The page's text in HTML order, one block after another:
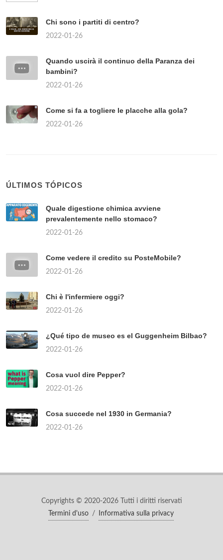
Chi sono i partiti di centro?
2022-01-26
Quando uscirà il continuo della Paranza dei
bambini?
2022-01-26
Come si fa a togliere le placche alla gola?
2022-01-26
ÚLTIMOS TÓPICOS
Quale digestione chimica avviene
prevalentemente nello stomaco?
2022-01-26
Come vedere il credito su PosteMobile?
2022-01-26
Chi è l'infermiere oggi?
2022-01-26
¿Qué tipo de museo es el Guggenheim Bilbao?
2022-01-26
Cosa vuol dire Pepper?
2022-01-26
Cosa succede nel 1930 in Germania?
2022-01-26
Copyrights © 2020-2026 Tutti i diritti riservati
Termini d'uso
/ Informativa sulla privacy